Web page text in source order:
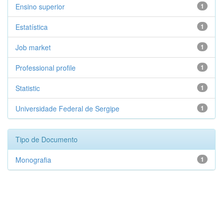
1
Ensino superior
1
Estatística
1
Job market
1
Professional profile
1
Statistic
1
Universidade Federal de Sergipe
Tipo de Documento
1
Monografia